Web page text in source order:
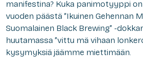
manifestina? Kuka panimotyyppi
vuoden päästä ”Ikuinen Gehennan
Suomalainen Black Brewing” -
huutamassa ”vittu mä vihaan
kysymyksiä jäämme miettimään.